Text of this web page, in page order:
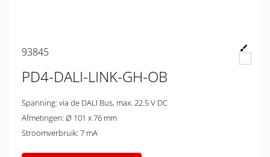
93845
PD4-DALI-LINK-GH-OB
Spanning: via de DALI Bus, max. 22.5 V DC
Afmetingen: Ø 101 x 76 mm
Stroomverbruik: 7 mA